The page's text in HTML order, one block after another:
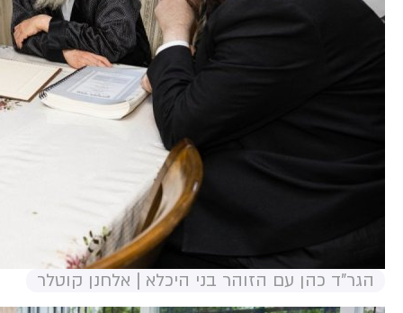
הגר"ד כהן עם הזוהר בני היכלא | אלחנן קוטלר